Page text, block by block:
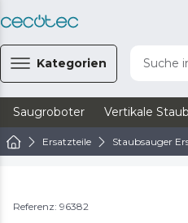
Kategorien Suche
Saugroboter Vertikale
Ersatzteile Staubsauger
Referenz: 96382